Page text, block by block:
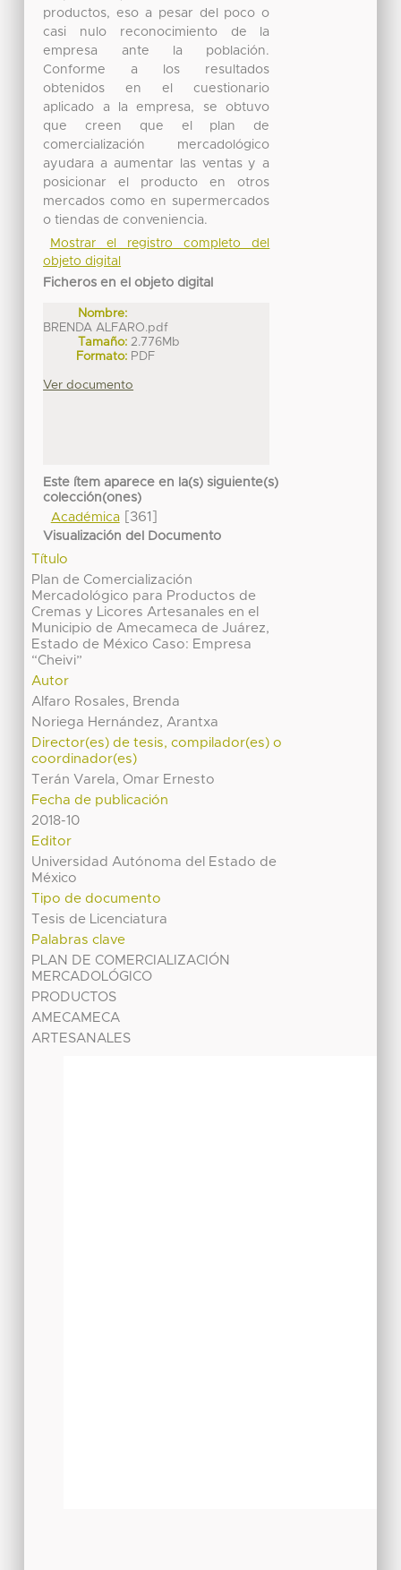
productos, eso a pesar del poco o
casi nulo reconocimiento de la
empresa ante la población.
Conforme a los resultados
obtenidos en el cuestionario
aplicado a la empresa, se obtuvo
que creen que el plan de
comercialización mercadológico
ayudara a aumentar las ventas y a
posicionar el producto en otros
mercados como en supermercados
o tiendas de conveniencia.
Mostrar el registro completo del
objeto digital
Ficheros en el objeto digital
Nombre:
BRENDA ALFARO.pdf
Tamaño: 2.776Mb
Formato: PDF
Ver documento
Este ítem aparece en la(s) siguiente(s)
colección(ones)
Académica[361]
Visualización del Documento
Título
Plan de Comercialización
Mercadológico para Productos de
Cremas y Licores Artesanales en el
Municipio de Amecameca de Juárez,
Estado de México Caso: Empresa
“Cheivi”
Autor
Alfaro Rosales, Brenda
Noriega Hernández, Arantxa
Director(es) de tesis, compilador(es) o
coordinador(es)
Terán Varela, Omar Ernesto
Fecha de publicación
2018-10
Editor
Universidad Autónoma del Estado de
México
Tipo de documento
Tesis de Licenciatura
Palabras clave
PLAN DE COMERCIALIZACIÓN
MERCADOLÓGICO
PRODUCTOS
AMECAMECA
ARTESANALES